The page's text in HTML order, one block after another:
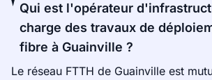
Qui est l'opérateur
charge des travaux de
fibre à Guainville ?
Le réseau FTTH de Guainville est